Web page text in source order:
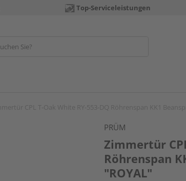
Top-Serviceleistungen
PRÜM
Zimmertür
Röhrenspan
"ROYAL"